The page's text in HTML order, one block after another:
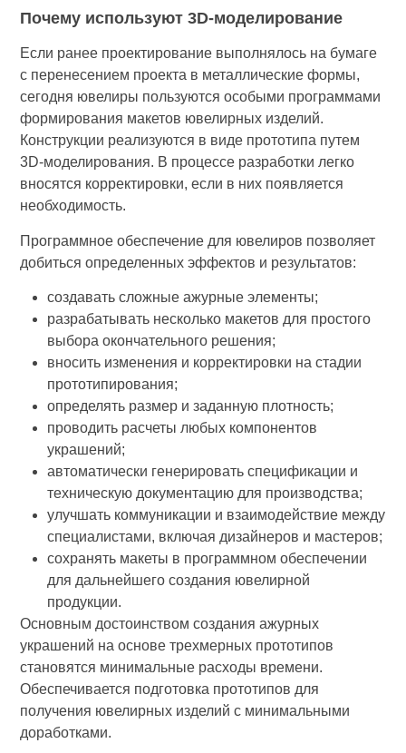
Почему используют 3D-моделирование
Если ранее проектирование выполнялось на бумаге
с перенесением проекта в металлические формы,
сегодня ювелиры пользуются особыми программами
формирования макетов ювелирных изделий.
Конструкции реализуются в виде прототипа путем
3D-моделирования. В процессе разработки легко
вносятся корректировки, если в них появляется
необходимость.
Программное обеспечение для ювелиров позволяет
добиться определенных эффектов и результатов:
создавать сложные ажурные элементы;
разрабатывать несколько макетов для простого
выбора окончательного решения;
вносить изменения и корректировки на стадии
прототипирования;
определять размер и заданную плотность;
проводить расчеты любых компонентов
украшений;
автоматически генерировать спецификации и
техническую документацию для производства;
улучшать коммуникации и взаимодействие между
специалистами, включая дизайнеров и мастеров;
сохранять макеты в программном обеспечении
для дальнейшего создания ювелирной
продукции.
Основным достоинством создания ажурных
украшений на основе трехмерных прототипов
становятся минимальные расходы времени.
Обеспечивается подготовка прототипов для
получения ювелирных изделий с минимальными
доработками.